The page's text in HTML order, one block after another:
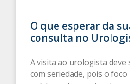
O que esperar da
consulta no
A visita ao urologista deve
com seriedade, pois o foco